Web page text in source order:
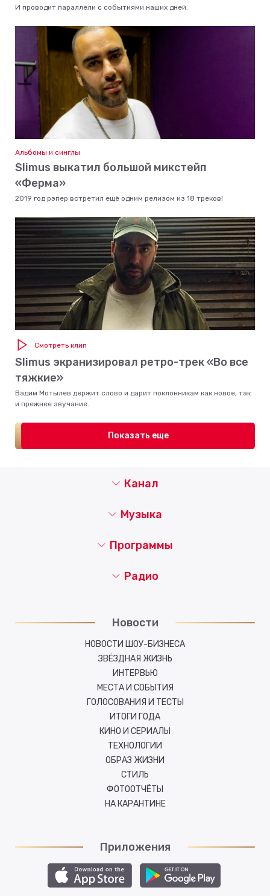
И проводит параллели с событиями наших дней.
Альбомы и синглы
Slimus выкатил большой микстейп
«Ферма»
2019 год рэпер встретил ещё одним релизом из 18 треков!
Смотреть клип
Slimus экранизировал ретро-трек «Во все
тяжкие»
Вадим Мотылев держит слово и дарит поклонникам как новое, так
и прежнее звучание.
Показать еще
Канал
Музыка
Новости
НОВОСТИ ШОУ-БИЗНЕСА
ЗВЁЗДНАЯ ЖИЗНЬ
ИНТЕРВЬЮ
МЕСТА И СОБЫТИЯ
ГОЛОСОВАНИЯ И ТЕСТЫ
ИТОГИ ГОДА
КИНО И СЕРИАЛЫ
ТЕХНОЛОГИИ
ОБРАЗ ЖИЗНИ
СТИЛЬ
ФОТООТЧЁТЫ
НА КАРАНТИНЕ
Программы
Радио
Приложения